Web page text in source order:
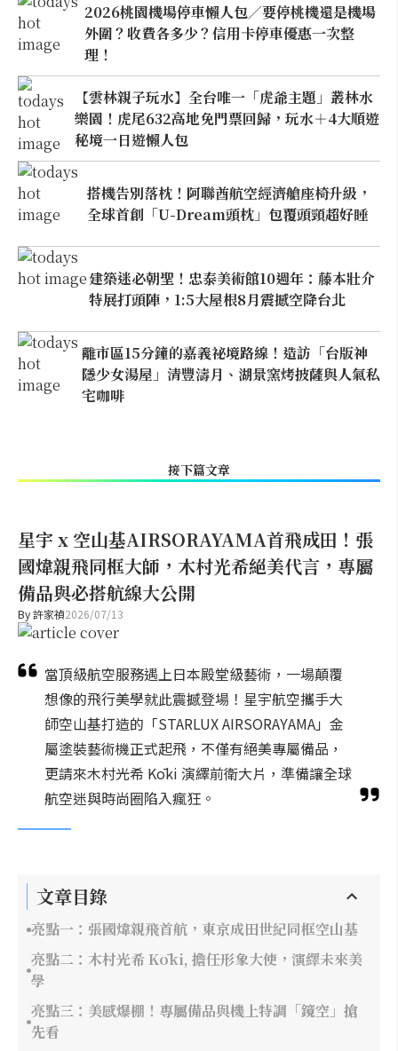
2026桃園機場停車懶人包／要停桃機還是機場
外圍？收費各多少？信用卡停車優惠一次整
理！
【雲林親子玩水】全台唯一「虎爺主題」叢林水
樂園！虎尾632高地免門票回歸，玩水＋4大順遊
秘境一日遊懶人包
搭機告別落枕！阿聯酋航空經濟艙座椅升級，
全球首創「U-Dream頭枕」包覆頭頸超好睡
建築迷必朝聖！忠泰美術館10週年：藤本壯介
特展打頭陣，1:5大屋根8月震撼空降台北
離市區15分鐘的嘉義祕境路線！造訪「台版神
隱少女湯屋」清豐濤月、湖景窯烤披薩與人氣私
宅咖啡
接下篇文章
星宇 x 空山基AIRSORAYAMA首飛成田！張
國煒親飛同框大師，木村光希絕美代言，專屬
備品與必搭航線大公開
By許家禎2026/07/13
當頂級航空服務遇上日本殿堂級藝術，一場顛覆
想像的飛行美學就此震撼登場！星宇航空攜手大
師空山基打造的「STARLUX AIRSORAYAMA」金
屬塗裝藝術機正式起飛，不僅有絕美專屬備品，
更請來木村光希 Kōki 演繹前衛大片，準備讓全球
航空迷與時尚圈陷入瘋狂。
文章目錄
亮點一：張國煒親飛首航，東京成田世紀同框空山基
亮點二：木村光希 Kōki, 擔任形象大使，演繹未來美
學
亮點三：美感爆棚！專屬備品與機上特調「鏡空」搶
先看